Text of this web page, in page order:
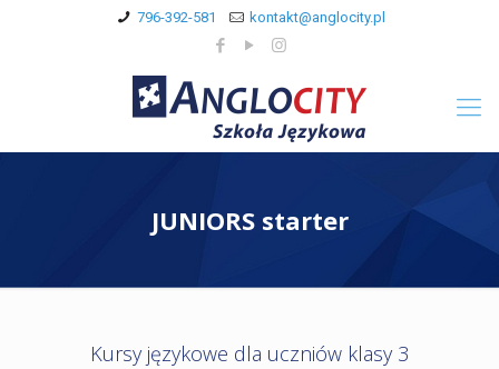
796-392-581 kontakt@anglocity.pl
JUNIORS starter
Kursy językowe dla uczniów klasy 3